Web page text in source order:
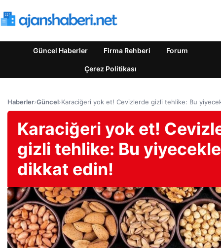
Güncel Haberler Firma Rehberi Forum
Çerez Politikası
Haberler›Güncel›Karaciğeri yok et! Cevizlerde gizli tehlike: Bu
Karaciğeri yok et!
gizli tehlike: Bu
dikkat edin!